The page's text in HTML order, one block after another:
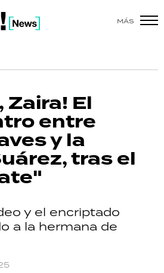
MÁS
Zaira! El
entre
y la
tras el
y el encriptado
a la hermana de